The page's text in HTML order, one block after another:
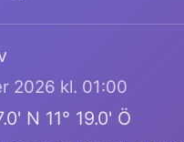
2026 kl. 01:00
N 11° 19.0' Ö